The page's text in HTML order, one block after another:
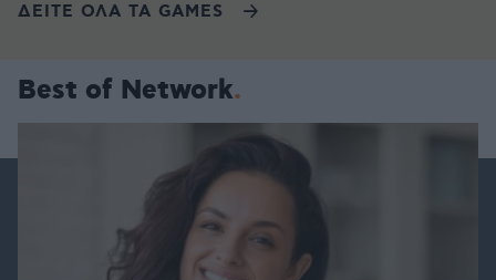
ΔΕΙΤΕ ΟΛΑ ΤΑ GAMES
Best of Network